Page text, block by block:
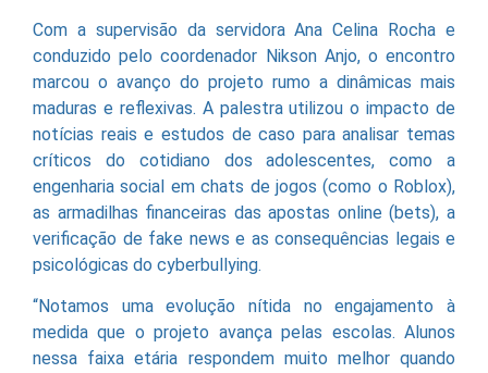
Com a supervisão da servidora Ana Celina Rocha e
conduzido pelo coordenador Nikson Anjo, o encontro
marcou o avanço do projeto rumo a dinâmicas mais
maduras e reflexivas. A palestra utilizou o impacto de
notícias reais e estudos de caso para analisar temas
críticos do cotidiano dos adolescentes, como a
engenharia social em chats de jogos (como o Roblox),
as armadilhas financeiras das apostas online (bets), a
verificação de fake news e as consequências legais e
psicológicas do cyberbullying.
“Notamos uma evolução nítida no engajamento à
medida que o projeto avança pelas escolas. Alunos
nessa faixa etária respondem muito melhor quando